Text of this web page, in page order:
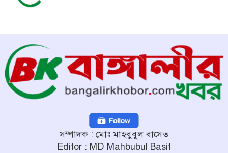
সম্পাদক : মোঃ মাহবুবুল বাসেত
Editor : MD Mahbubul Basit